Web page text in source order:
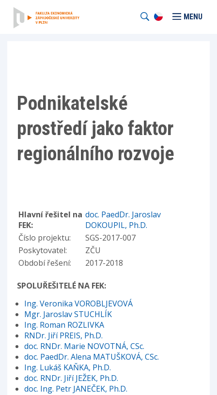
MENU
Podnikatelské
prostředí jako faktor
regionálního rozvoje
Hlavní řešitel na
FEK:
doc. PaedDr. Jaroslav
DOKOUPIL, Ph.D.
Číslo projektu:
SGS-2017-007
Poskytovatel:
ZČU
Období řešení:
2017-2018
SPOLUŘEŠITELÉ NA FEK:
Ing. Veronika VOROBLJEVOVÁ
Mgr. Jaroslav STUCHLÍK
Ing. Roman ROZLIVKA
RNDr. Jiří PREIS, Ph.D.
doc. RNDr. Marie NOVOTNÁ, CSc.
doc. PaedDr. Alena MATUŠKOVÁ, CSc.
Ing. Lukáš KAŇKA, Ph.D.
doc. RNDr. Jiří JEŽEK, Ph.D.
doc. Ing. Petr JANEČEK, Ph.D.